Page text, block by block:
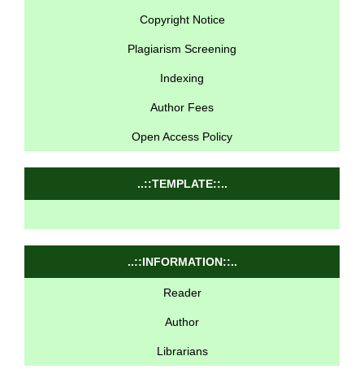
Copyright Notice
Plagiarism Screening
Indexing
Author Fees
Open Access Policy
..::TEMPLATE::..
..::INFORMATION::..
Reader
Author
Librarians